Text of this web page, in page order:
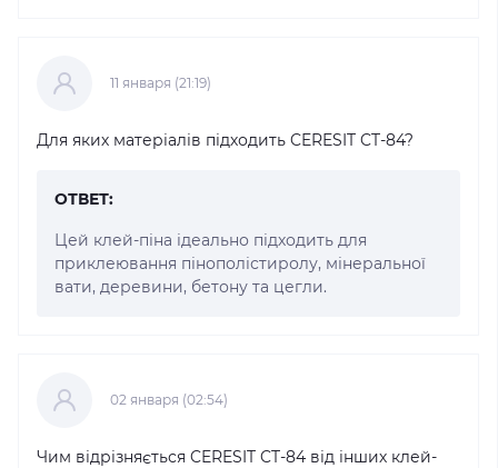
11 января (21:19)
Для яких матеріалів підходить CERESIT CT-84?
ОТВЕТ:
Цей клей-піна ідеально підходить для
приклеювання пінополістиролу, мінеральної
вати, деревини, бетону та цегли.
02 января (02:54)
Чим відрізняється CERESIT CT-84 від інших клей-